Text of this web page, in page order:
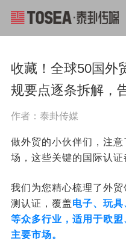
收藏！全球50国外
规要点逐条拆解，
作者：泰卦传媒
做外贸的小伙伴们，注
场，这些关键的国际认证
我们为您精心梳理了外
测认证，覆盖电子、玩
等众多行业，适用于欧
主要市场。